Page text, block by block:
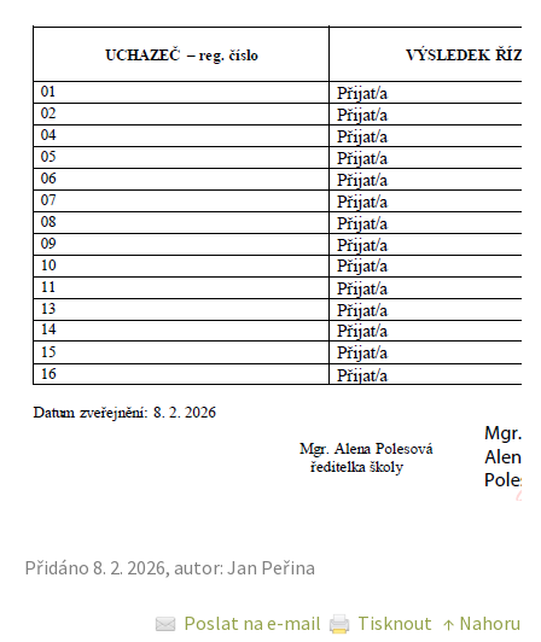
Přidáno 8. 2. 2026, autor: Jan Peřina
Poslat na e-mail Tisknout ↑ Nahoru